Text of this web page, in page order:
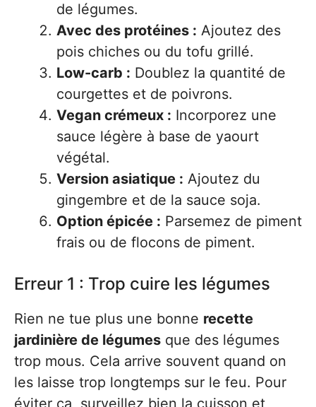
de légumes.
Avec des protéines : Ajoutez des
pois chiches ou du tofu grillé.
Low-carb : Doublez la quantité de
courgettes et de poivrons.
Vegan crémeux : Incorporez une
sauce légère à base de yaourt
végétal.
Version asiatique : Ajoutez du
gingembre et de la sauce soja.
Option épicée : Parsemez de piment
frais ou de flocons de piment.
Erreur 1 : Trop cuire les légumes
Rien ne tue plus une bonne recette
jardinière de légumes que des légumes
trop mous. Cela arrive souvent quand on
les laisse trop longtemps sur le feu. Pour